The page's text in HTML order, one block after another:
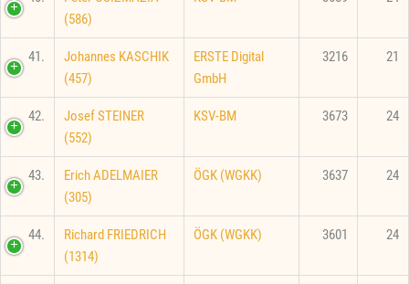
(586)
41.
Johannes KASCHIK
(457)
ERSTE Digital
GmbH
3216 21
42.
Josef STEINER
(552)
KSV-BM 3673 24
43.
Erich ADELMAIER
(305)
ÖGK (WGKK) 3637 24
44.
Richard FRIEDRICH
(1314)
ÖGK (WGKK) 3601 24